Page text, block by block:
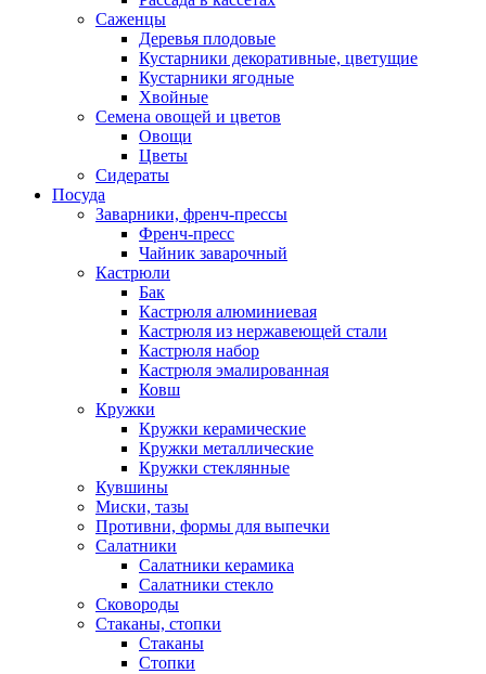
Саженцы
Деревья плодовые
Кустарники декоративные, цветущие
Кустарники ягодные
Хвойные
Семена овощей и цветов
Овощи
Цветы
Сидераты
Посуда
Заварники, френч-прессы
Френч-пресс
Чайник заварочный
Кастрюли
Бак
Кастрюля алюминиевая
Кастрюля из нержавеющей стали
Кастрюля набор
Кастрюля эмалированная
Ковш
Кружки
Кружки керамические
Кружки металлические
Кружки стеклянные
Кувшины
Миски, тазы
Противни, формы для выпечки
Салатники
Салатники керамика
Салатники стекло
Сковороды
Стаканы, стопки
Стаканы
Стопки